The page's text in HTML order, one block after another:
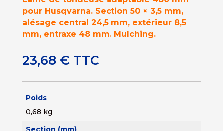
pour Husqvarna. Section 50 × 3,5 mm,
alésage central 24,5 mm, extérieur 8,5
mm, entraxe 48 mm. Mulching.
23,68 € TTC
Poids
0,68 kg
Section (mm)